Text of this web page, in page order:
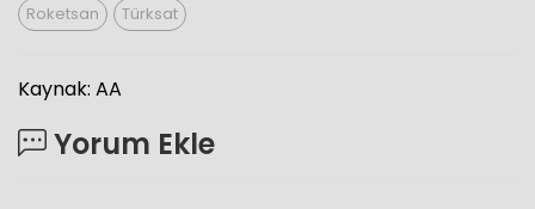
Roketsan Türksat
Kaynak: AA
Yorum Ekle